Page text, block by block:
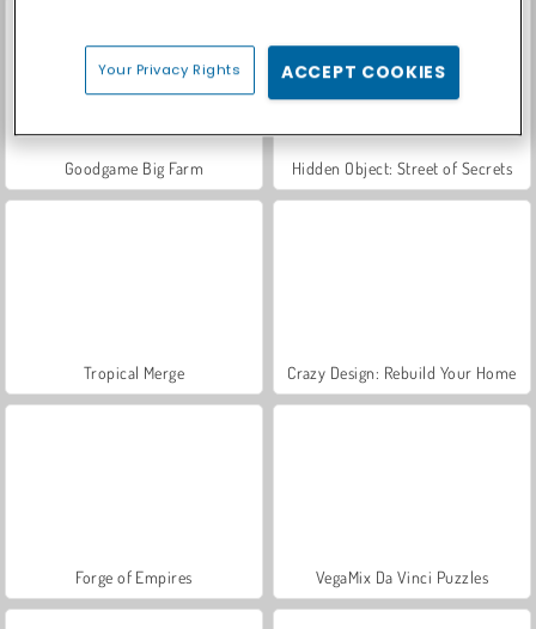
Goodgame Big Farm Hidden Object: Street of Secrets
Tropical Merge Crazy Design: Rebuild Your Home
Forge of Empires VegaMix Da Vinci Puzzles
Your Privacy Rights ACCEPT COOKIES